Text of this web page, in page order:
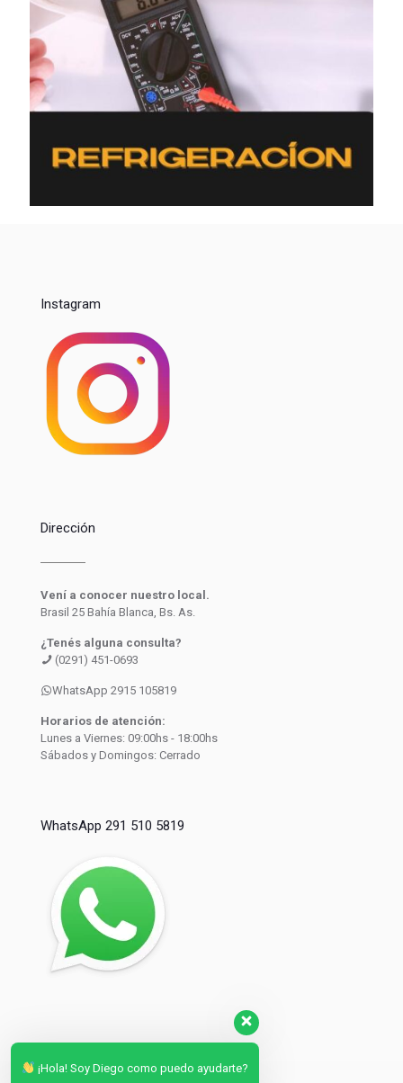
Instagram
Dirección
Vení a conocer nuestro local.
Brasil 25 Bahía Blanca, Bs. As.
¿Tenés alguna consulta?
(0291) 451-0693
WhatsApp 2915 105819
Horarios de atención:
Lunes a Viernes: 09:00hs - 18:00hs
Sábados y Domingos: Cerrado
WhatsApp 291 510 5819
¡Hola! Soy Diego como puedo ayudarte?